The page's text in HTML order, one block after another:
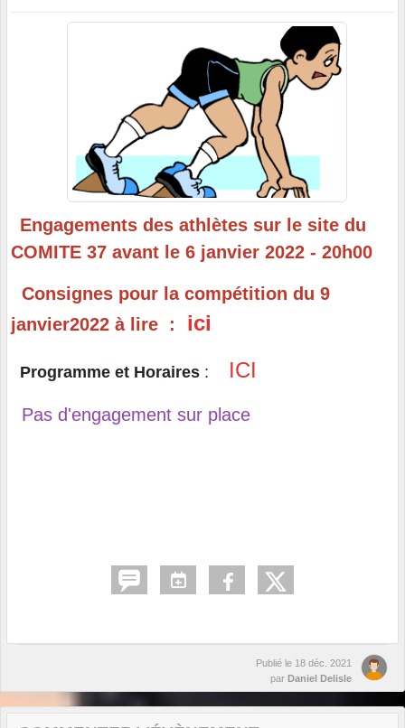
Engagements des athlètes sur le site du
COMITE 37 avant le 6 janvier 2022 - 20h00
Consignes pour la compétition du 9
janvier2022 à lire :
ici
Programme et Horaires : ICI
Pas d'engagement sur place
Publié le 18 déc. 2021
par Daniel Delisle